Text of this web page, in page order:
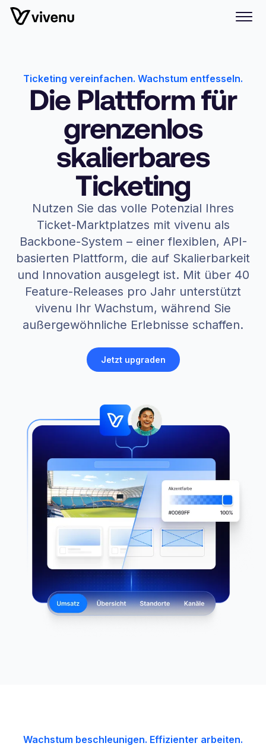
Ticketing vereinfachen. Wachstum entfesseln.
Die Plattform für
grenzenlos
skalierbares
Ticketing
Nutzen Sie das volle Potenzial Ihres
Ticket-Marktplatzes mit vivenu als
Backbone-System – einer flexiblen, API-
basierten Plattform, die auf Skalierbarkeit
und Innovation ausgelegt ist. Mit über 40
Feature-Releases pro Jahr unterstützt
vivenu Ihr Wachstum, während Sie
außergewöhnliche Erlebnisse schaffen.
Jetzt upgraden
Wachstum beschleunigen. Effizienter arbeiten.